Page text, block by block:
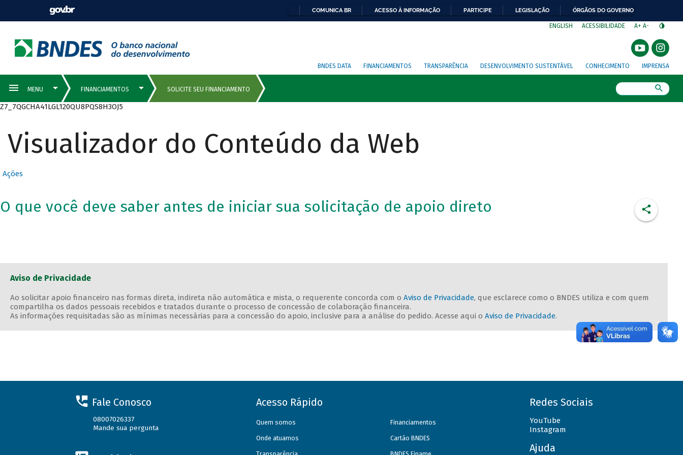
COMUNICA BR ACESSO À INFORMAÇÃO PARTICIPE LEGISLAÇÃO ÓRGÃOS DO GOVERNO
ENGLISH ACESSIBILIDADE A+ A-
BNDES DATA FINANCIAMENTOS TRANSPARÊNCIA DESENVOLVIMENTO SUSTENTÁVEL CONHECIMENTO IMPRENSA
Z7_7QGCHA41LGL120QU8PQS8H3OJ5
Visualizador do Conteúdo da Web
Ações
O que você deve saber antes de iniciar sua solicitação de apoio direto
Aviso de Privacidade
Ao solicitar apoio financeiro nas formas direta, indireta não automática e mista, o requerente concorda com o Aviso de Privacidade, que esclarece como o BNDES utiliza e com quem
compartilha os dados pessoais recebidos e tratados durante o processo de concessão de colaboração financeira.
As informações requisitadas são as mínimas necessárias para a concessão do apoio, inclusive para a análise do pedido. Acesse aqui o Aviso de Privacidade.
Fale Conosco
08007026337
Mande sua pergunta
Acesso Rápido
Quem somos
Onde atuamos
Financiamentos
Cartão BNDES
Redes Sociais
YouTube
Instagram
Ajuda